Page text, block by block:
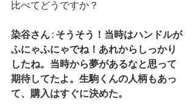
比べてどうですか？
染谷さん : そうそう！当時はハンドルが
ふにゃふにゃでね！あれからしっかり
したね。当時から夢があるなと思って
期待してたよ。生駒くんの人柄もあっ
て、購入はすぐに決めた。